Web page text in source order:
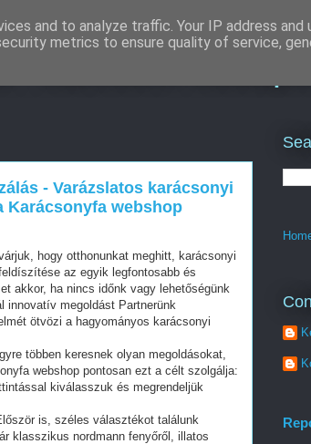
zárcsere
- Varázslatos karácsonyi
Karácsonyfa webshop
hogy otthonunkat meghitt, karácsonyi
az egyik legfontosabb és
akkor, ha nincs időnk vagy lehetőségünk
innovatív megoldást Partnerünk
ötvözi a hagyományos karácsonyi
többen keresnek olyan megoldásokat,
webshop pontosan ezt a célt szolgálja:
kiválasszuk és megrendeljük
is, széles választékot találunk
klasszikus nordmann fenyőről, illatos
and to analyze traffic. Your IP address and
metrics to ensure quality of service,